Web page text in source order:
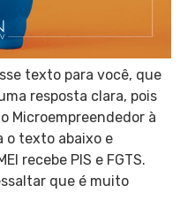
texto para você, que
resposta clara, pois
Microempreendedor à
o texto abaixo e
recebe PIS e FGTS.
que é muito